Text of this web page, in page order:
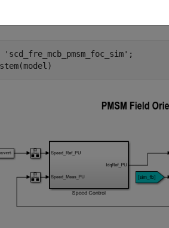
'scd_fre_mcb_pmsm_foc_sim' ;